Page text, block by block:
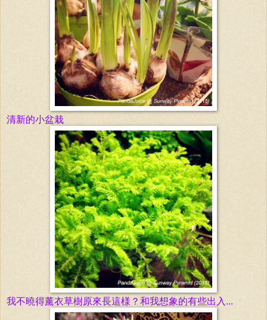
清新的小盆栽
我不曉得薰衣草樹原來長這様？和我想象的有些出入...